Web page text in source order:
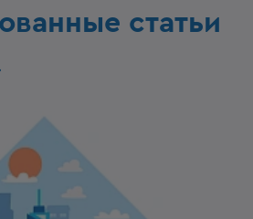
статьи